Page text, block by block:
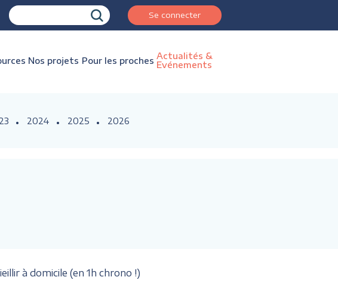
Se connecter
Nos projets Pour les proches Actualités &
Evénements
2024 2025 2026
à domicile (en 1h chrono !)